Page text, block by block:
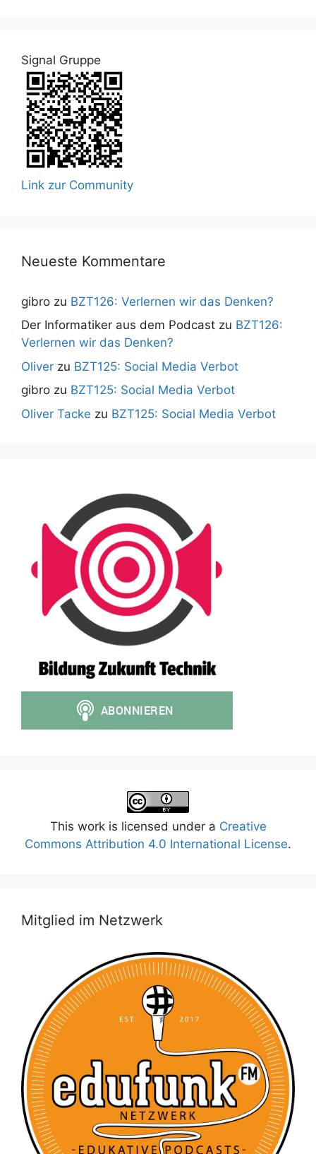
Signal Gruppe
Link zur Community
Neueste Kommentare
gibro zu BZT126: Verlernen wir das Denken?
Der Informatiker aus dem Podcast zu BZT126:
Verlernen wir das Denken?
Oliver zu BZT125: Social Media Verbot
gibro zu BZT125: Social Media Verbot
Oliver Tacke zu BZT125: Social Media Verbot
This work is licensed under a Creative
Commons Attribution 4.0 International License.
Mitglied im Netzwerk